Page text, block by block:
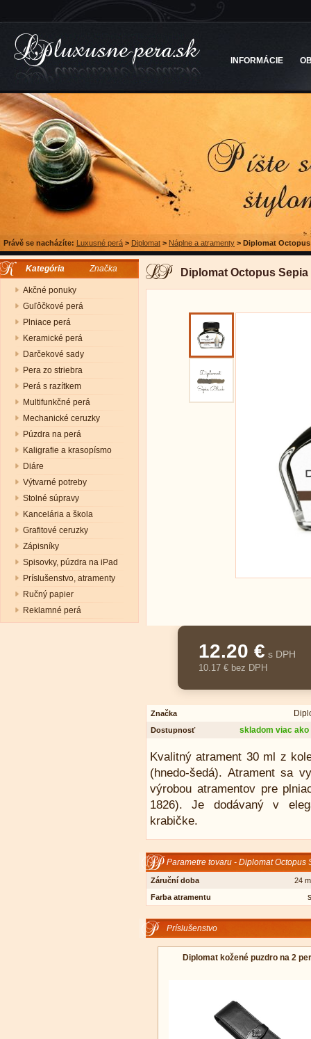
INFORMÁCIE
Právě se nacházíte: Luxusné perá > Diplomat > Náplne a atramenty > Diplomat
Kategória Značka
Akčné ponuky
Guľôčkové perá
Plniace perá
Keramické perá
Darčekové sady
Pera zo striebra
Perá s razítkem
Multifunkčné perá
Mechanické ceruzky
Púzdra na perá
Kaligrafie a krasopísmo
Diáre
Výtvarné potreby
Stolné súpravy
Kancelária a škola
Grafitové ceruzky
Zápisníky
Spisovky, púzdra na iPad
Príslušenstvo, atramenty
Ručný papier
Reklamné perá
Diplomat Octopus
12.20 € s DPH
10.17 € bez DPH
Značka
Dostupnosť skladom viac ako
Kvalitný atrament 30 ml z
(hnedo-šedá). Atrament sa
výrobou atramentov pre
1826). Je dodávaný v
krabičke.
Parametre tovaru - Diplomat
Záruční doba
24
Farba atramentu
Príslušenstvo
Diplomat kožené puzdro na 2